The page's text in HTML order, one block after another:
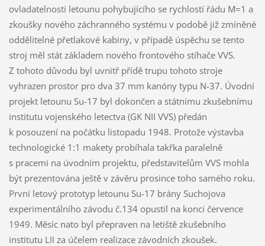
ovladatelnosti letounu pohybujícího se rychlostí řádu M=1 a
zkoušky nového záchranného systému v podobě již zmíněné
oddělitelné přetlakové kabiny, v případě úspěchu se tento
stroj měl stát základem nového frontového stíhače VVS.
Z tohoto důvodu byl uvnitř přídě trupu tohoto stroje
vyhrazen prostor pro dva 37 mm kanóny typu N-37. Úvodní
projekt letounu Su-17 byl dokončen a státnímu zkušebnímu
institutu vojenského letectva (GK NII VVS) předán
k posouzení na počátku listopadu 1948. Protože výstavba
technologické 1:1 makety probíhala takřka paralelně
s pracemi na úvodním projektu, představitelům VVS mohla
být prezentována ještě v závěru prosince toho samého roku.
První letový prototyp letounu Su-17 brány Suchojova
experimentálního závodu č.134 opustil na konci července
1949. Měsíc nato byl přepraven na letiště zkušebního
institutu LII za účelem realizace závodních zkoušek.